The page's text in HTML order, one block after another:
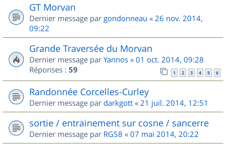
GT Morvan
Dernier message par gondonneau « 26 nov. 2014,
09:22
Grande Traversée du Morvan
Dernier message par Yannos « 01 oct. 2014, 09:28
Réponses : 59 1 2 3 4 5 6
Randonnée Corcelles-Curley
Dernier message par darkgott « 21 juil. 2014, 12:51
sortie / entrainement sur cosne / sancerre
Dernier message par RG58 « 07 mai 2014, 20:22